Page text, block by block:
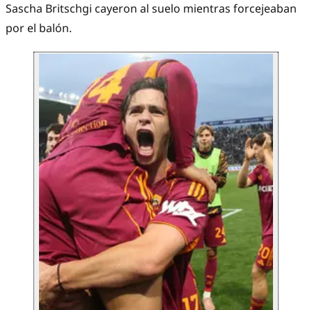
Sascha Britschgi cayeron al suelo mientras forcejeaban
por el balón.